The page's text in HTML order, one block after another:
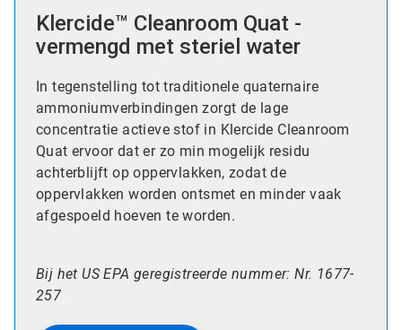
Klercide™ Cleanroom Quat -
vermengd met steriel water
In tegenstelling tot traditionele quaternaire
ammoniumverbindingen zorgt de lage
concentratie actieve stof in Klercide Cleanroom
Quat ervoor dat er zo min mogelijk residu
achterblijft op oppervlakken, zodat de
oppervlakken worden ontsmet en minder vaak
afgespoeld hoeven te worden.
Bij het US EPA geregistreerde nummer: Nr. 1677-
257